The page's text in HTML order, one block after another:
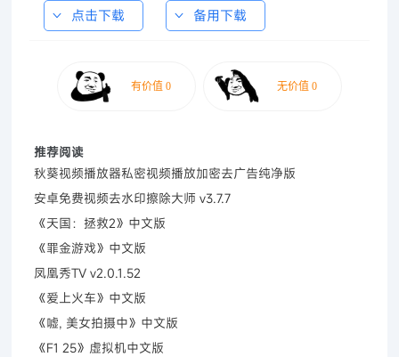
点击下载 备用下载
推荐阅读
秋葵视频播放器私密视频播放加密去广告纯净版
安卓免费视频去水印擦除大师 v3.7.7
《天国：拯救2》中文版
《罪金游戏》中文版
凤凰秀TV v2.0.1.52
《爱上火车》中文版
《嘘, 美女拍摄中》中文版
《F1 25》虚拟机中文版